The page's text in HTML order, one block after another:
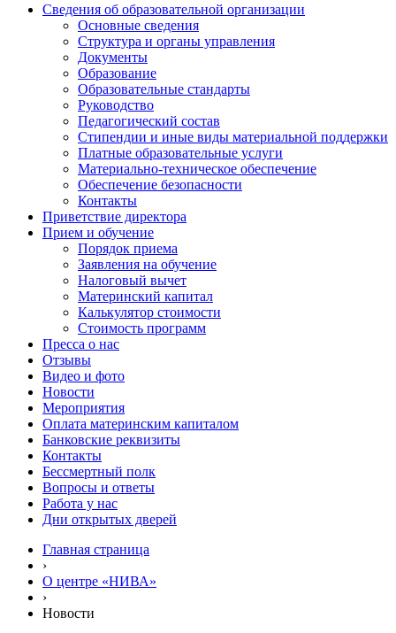
Сведения об образовательной организации
Основные сведения
Структура и органы управления
Документы
Образование
Образовательные стандарты
Руководство
Педагогический состав
Стипендии и иные виды материальной поддержки
Платные образовательные услуги
Материально-техническое обеспечение
Обеспечение безопасности
Контакты
Приветствие директора
Прием и обучение
Порядок приема
Заявления на обучение
Налоговый вычет
Материнский капитал
Калькулятор стоимости
Стоимость программ
Пресса о нас
Отзывы
Видео и фото
Новости
Мероприятия
Оплата материнским капиталом
Банковские реквизиты
Контакты
Бессмертный полк
Вопросы и ответы
Работа у нас
Дни открытых дверей
Главная страница
›
О центре «НИВА»
›
Новости